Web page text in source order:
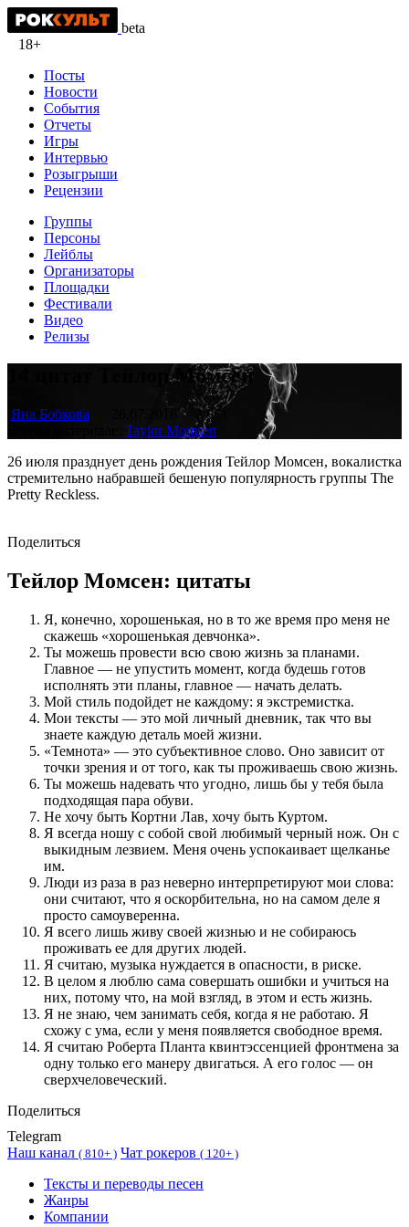
beta
18+
Посты
Новости
События
Отчеты
Игры
Интервью
Розыгрыши
Рецензии
Группы
Персоны
Лейблы
Организаторы
Площадки
Фестивали
Видео
Релизы
14 цитат Тейлор Момсен
Яна Бобкова
3 951
Taylor Momsen
26 июля празднует день рождения Тейлор Момсен, вокалистка
стремительно набравшей бешеную популярность группы The
Pretty Reckless.
Поделиться
Тейлор Момсен: цитаты
Я, конечно, хорошенькая, но в то же время про меня не
скажешь «хорошенькая девчонка».
Ты можешь провести всю свою жизнь за планами.
Главное — не упустить момент, когда будешь готов
исполнять эти планы, главное — начать делать.
Мой стиль подойдет не каждому: я экстремистка.
Мои тексты — это мой личный дневник, так что вы
знаете каждую деталь моей жизни.
«Темнота» — это субъективное слово. Оно зависит от
точки зрения и от того, как ты проживаешь свою жизнь.
Ты можешь надевать что угодно, лишь бы у тебя была
подходящая пара обуви.
Не хочу быть Кортни Лав, хочу быть Куртом.
Я всегда ношу с собой свой любимый черный нож. Он с
выкидным лезвием. Меня очень успокаивает щелканье
им.
Люди из раза в раз неверно интерпретируют мои слова:
они считают, что я оскорбительна, но на самом деле я
просто самоуверенна.
Я всего лишь живу своей жизнью и не собираюсь
проживать ее для других людей.
Я считаю, музыка нуждается в опасности, в риске.
В целом я люблю сама совершать ошибки и учиться на
них, потому что, на мой взгляд, в этом и есть жизнь.
Я не знаю, чем занимать себя, когда я не работаю. Я
схожу с ума, если у меня появляется свободное время.
Я считаю Роберта Планта квинтэссенцией фронтмена за
одну только его манеру двигаться. А его голос — он
сверхчеловеческий.
Поделиться
Telegram
Наш канал ( 810+ ) Чат рокеров ( 120+ )
Тексты и переводы песен
Жанры
Компании